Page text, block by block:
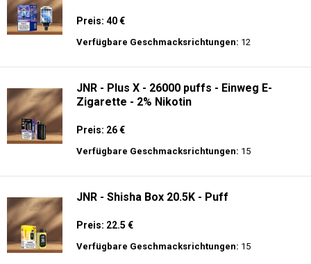
Preis: 40 €
Verfügbare Geschmacksrichtungen: 12
JNR - Plus X - 26000 puffs - Einweg E-
Zigarette - 2% Nikotin
Preis: 26 €
Verfügbare Geschmacksrichtungen: 15
JNR - Shisha Box 20.5K - Puff
Preis: 22.5 €
Verfügbare Geschmacksrichtungen: 15